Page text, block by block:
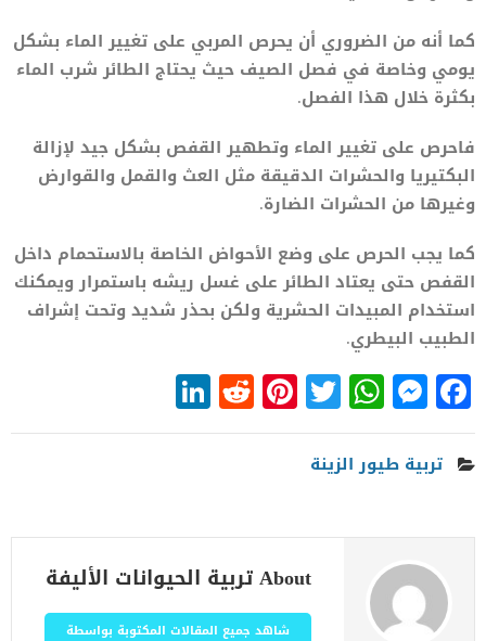
كما أنه من الضروري أن يحرص المربي على تغيير الماء بشكل
يومي وخاصة في فصل الصيف حيث يحتاج الطائر شرب الماء
بكثرة خلال هذا الفصل.
فاحرص على تغيير الماء وتطهير القفص بشكل جيد لإزالة
البكتيريا والحشرات الدقيقة مثل العث والقمل والقوارض
وغيرها من الحشرات الضارة.
كما يجب الحرص على وضع الأحواض الخاصة بالاستحمام داخل
القفص حتى يعتاد الطائر على غسل ريشه باستمرار ويمكنك
استخدام المبيدات الحشرية ولكن بحذر شديد وتحت إشراف
الطبيب البيطري.
Facebook
Messenger
WhatsApp
Twitter
Pinterest
Reddit
تربية طيور الزينة
About تربية الحيوانات الأليفة
شاهد جميع المقالات المكتوبة بواسطة